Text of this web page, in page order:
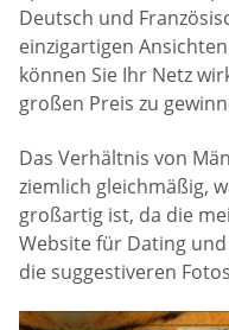
Deutsch und
einzigartigen
können Sie Ihr Netz
großen Preis zu
Das Verhältnis von
ziemlich gleichmäßig,
großartig ist, da die
Website für Dating
die suggestiveren